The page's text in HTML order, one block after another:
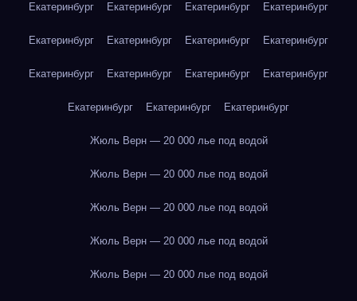
Екатеринбург Екатеринбург Екатеринбург Екатеринбург
Екатеринбург Екатеринбург Екатеринбург Екатеринбург
Екатеринбург Екатеринбург Екатеринбург Екатеринбург
Екатеринбург Екатеринбург Екатеринбург
Жюль Верн — 20 000 лье под водой
Жюль Верн — 20 000 лье под водой
Жюль Верн — 20 000 лье под водой
Жюль Верн — 20 000 лье под водой
Жюль Верн — 20 000 лье под водой